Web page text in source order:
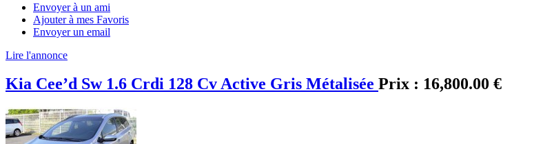
Envoyer à un ami
Ajouter à mes Favoris
Envoyer un email
Lire l'annonce
Kia Cee’d Sw 1.6 Crdi 128 Cv Active Gris Métalisée Prix : 16,800.00 €